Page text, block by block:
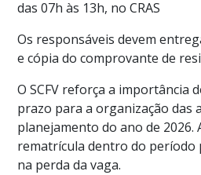
das 07h às 13h, no CRAS
Os responsáveis devem
e cópia do comprovante de
O SCFV reforça a importância
prazo para a organização das
planejamento do ano de 2026.
rematrícula dentro do período
na perda da vaga.